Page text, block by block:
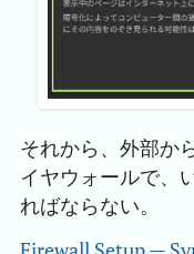
それから、外部か
イヤウォールで、
ればならない。